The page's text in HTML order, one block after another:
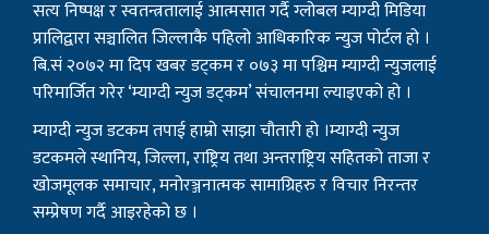
सत्य निष्पक्ष र स्वतन्त्रतालाई आत्मसात गर्दै ग्लोबल म्याग्दी मिडिया
प्रालिद्वारा सञ्चालित जिल्लाकै पहिलो आधिकारिक न्युज पोर्टल हो ।
बि.सं २०७२ मा दिप खबर डट्कम र ०७३ मा पश्चिम म्याग्दी न्युजलाई
परिमार्जित गरेर ‘म्याग्दी न्युज डट्कम’ संचालनमा ल्याइएको हो ।
म्याग्दी न्युज डटकम तपाई हाम्रो साझा चौतारी हो ।म्याग्दी न्युज
डटकमले स्थानिय, जिल्ला, राष्ट्रिय तथा अन्तराष्ट्रिय सहितको ताजा र
खोजमूलक समाचार, मनोरञ्जनात्मक सामाग्रिहरु र विचार निरन्तर
सम्प्रेषण गर्दै आइरहेको छ ।